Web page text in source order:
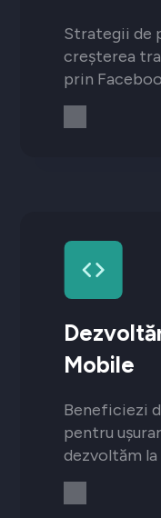
Strategii de
creșterea
prin
Mobile
Beneficiezi
pentru
dezvoltăm